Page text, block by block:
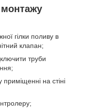
монтажу
гілки поливу в
клапан;
труби
приміщенні на стіні